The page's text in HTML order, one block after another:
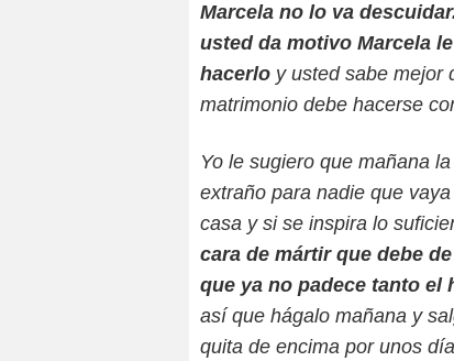
Marcela no lo va
usted da motivo Marcela
hacerlo y usted sabe mejor
matrimonio debe hacerse
Yo le sugiero que mañana
extraño para nadie que
casa y si se inspira lo
cara de mártir que debe
que ya no padece tanto el
así que hágalo mañana y
quita de encima por unos